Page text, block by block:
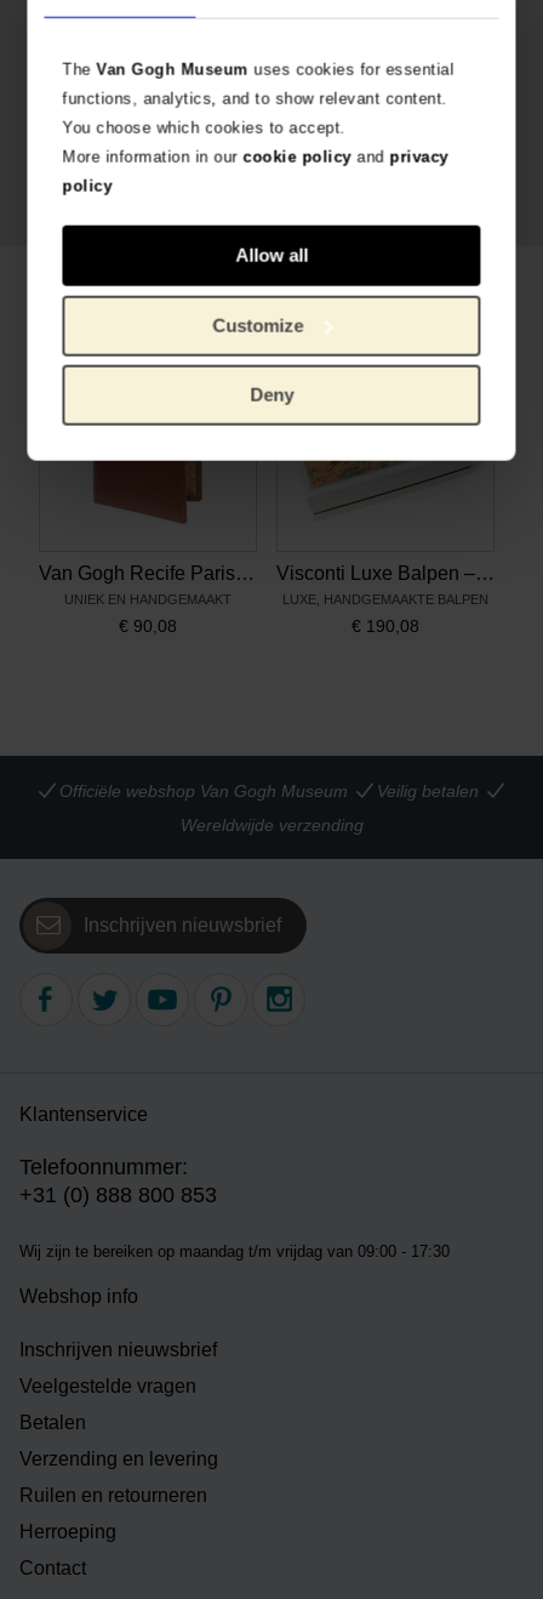
TheVan Gogh Museum uses cookies for essential
functions, analytics, and to show relevant content.
You choose which cookies to accept.
More information in ourcookie policyand privacy
policy
Allow all
Customize
Deny
Gerelateerde producten
Van Gogh Recife Paris Leren portemonnee Korenveld
UNIEK EN HANDGEMAAKT
€ 90,08
Visconti Luxe Balpen – Korenveld met kraaien
LUXE, HANDGEMAAKTE BALPEN
€ 190,08
Officiële webshop Van Gogh Museum
Veilig betalen
Wereldwijde verzending
Inschrijven nieuwsbrief
Klantenservice
Telefoonnummer:
+31 (0) 888 800 853
Wij zijn te bereiken op maandag t/m vrijdag van 09:00 - 17:30
Webshop info
Inschrijven nieuwsbrief
Veelgestelde vragen
Betalen
Verzending en levering
Ruilen en retourneren
Herroeping
Contact